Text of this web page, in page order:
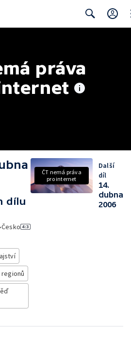
práva
dílu
•Česko
ČT nemá práva
pro internet
Další
díl
14.
dubna
2006